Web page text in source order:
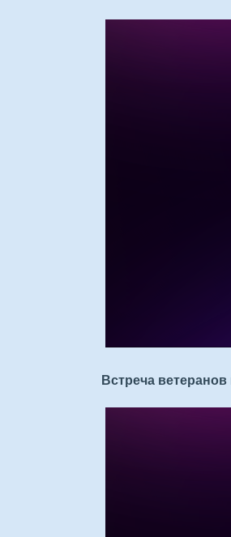
Встреча